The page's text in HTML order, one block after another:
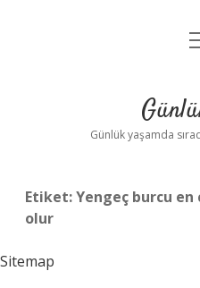
Günlük yaşamda
Etiket:Yengeç burcu en
olur
Sitemap